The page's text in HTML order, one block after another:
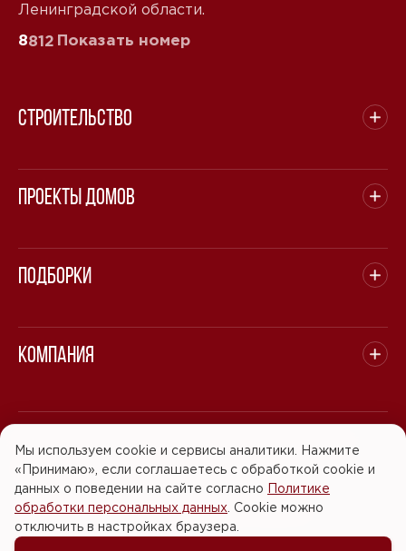
Ленинградской области.
8812 Показать номер
Строительство
Проекты домов
Подборки
Компания
© 2008 - 2026 ООО "БАСТЭН". Все права защищены.
Политика обработки персональных данных
Согласие на обработку персональных данных
Мы используем cookie и сервисы аналитики. Нажмите
«Принимаю», если соглашаетесь с обработкой cookie и
данных о поведении на сайте согласно Политике
обработки персональных данных . Cookie можно
отключить в настройках браузера.